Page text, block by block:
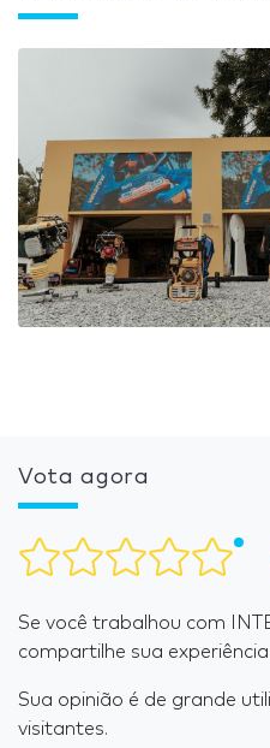
Vota agora
Se você trabalhou com
compartilhe sua
Sua opinião é de grande
visitantes.